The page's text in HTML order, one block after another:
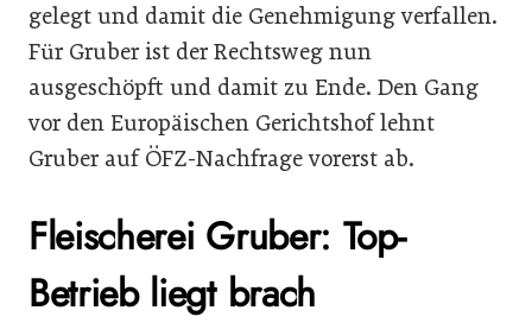
gelegt und damit die Genehmigung verfallen.
Für Gruber ist der Rechtsweg nun
ausgeschöpft und damit zu Ende. Den Gang
vor den Europäischen Gerichtshof lehnt
Gruber auf ÖFZ-Nachfrage vorerst ab.
Fleischerei Gruber: Top-
Betrieb liegt brach